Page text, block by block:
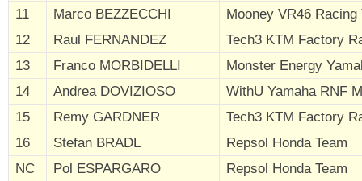
11 Marco BEZZECCHI
Mooney VR46 Racing
12
Raul FERNANDEZ
Tech3 KTM Factory
13
Franco MORBIDELLI
Monster Energy
14
Andrea DOVIZIOSO
WithU Yamaha RNF
15
Remy GARDNER
Tech3 KTM Factory
16
Stefan BRADL
Repsol Honda Team
NC
Pol ESPARGARO
Repsol Honda Team